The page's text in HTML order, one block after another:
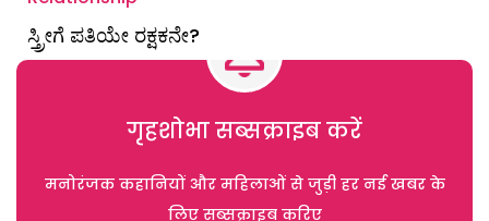
ಸ್ತ್ರೀಗೆ ಪತಿಯೇ ರಕ್ಷಕನೇ?
गृहशोभा सब्सक्राइब करें
मनोरंजक कहानियों और महिलाओं से जुड़ी हर नई खबर के
लिए सब्सक्राइब करिए